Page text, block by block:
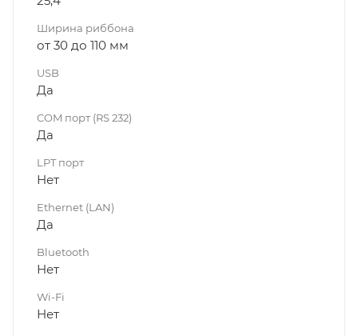
Ширина риббона
от 30 до 110 мм
USB
Да
COM порт (RS 232)
Да
LPT порт
Нет
Ethernet (LAN)
Да
Bluetooth
Нет
Wi-Fi
Нет